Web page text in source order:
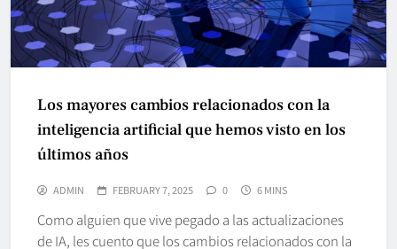
Los mayores cambios relacionados con la
inteligencia artificial que hemos visto en los
últimos años
ADMIN FEBRUARY 7, 2025 0 6 MINS
Como alguien que vive pegado a las actualizaciones
de IA, les cuento que los cambios relacionados con la